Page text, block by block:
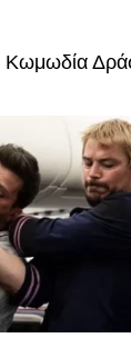
Κωμωδία